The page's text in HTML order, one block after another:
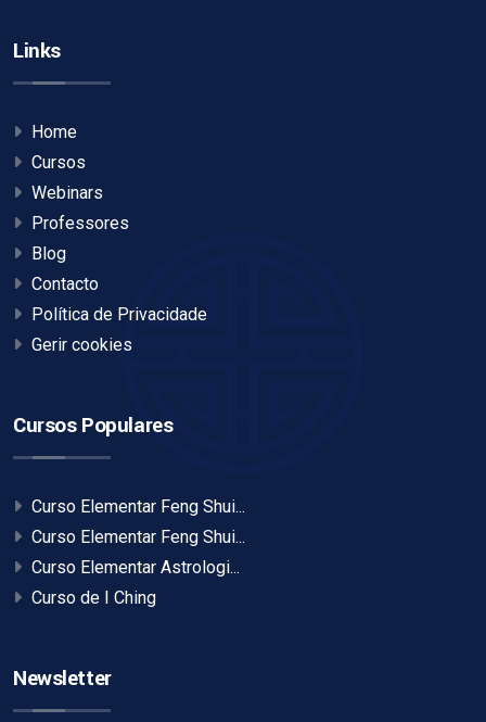
Links
Home
Cursos
Webinars
Professores
Blog
Contacto
Política de Privacidade
Gerir cookies
Cursos Populares
Curso Elementar Feng Shui...
Curso Elementar Feng Shui...
Curso Elementar Astrologi...
Curso de I Ching
Newsletter